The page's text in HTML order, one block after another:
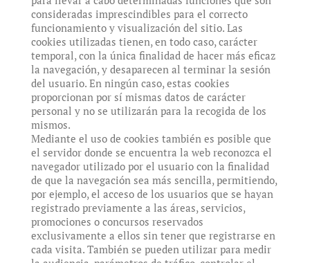
consideradas imprescindibles para el correcto
funcionamiento y visualización del sitio. Las
cookies utilizadas tienen, en todo caso, carácter
temporal, con la única finalidad de hacer más eficaz
la navegación, y desaparecen al terminar la sesión
del usuario. En ningún caso, estas cookies
proporcionan por sí mismas datos de carácter
personal y no se utilizarán para la recogida de los
mismos.
Mediante el uso de cookies también es posible que
el servidor donde se encuentra la web reconozca el
navegador utilizado por el usuario con la finalidad
de que la navegación sea más sencilla, permitiendo,
por ejemplo, el acceso de los usuarios que se hayan
registrado previamente a las áreas, servicios,
promociones o concursos reservados
exclusivamente a ellos sin tener que registrarse en
cada visita. También se pueden utilizar para medir